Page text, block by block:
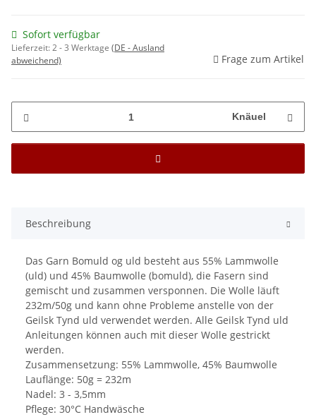
Sofort verfügbar
Lieferzeit:2 - 3 Werktage (DE - Ausland
abweichend)
Frage zum Artikel
Knäuel
Beschreibung
Das Garn Bomuld og uld besteht aus 55% Lammwolle
(uld) und 45% Baumwolle (bomuld), die Fasern sind
gemischt und zusammen versponnen. Die Wolle läuft
232m/50g und kann ohne Probleme anstelle von der
Geilsk Tynd uld verwendet werden. Alle Geilsk Tynd uld
Anleitungen können auch mit dieser Wolle gestrickt
werden.
Zusammensetzung: 55% Lammwolle, 45% Baumwolle
Lauflänge: 50g = 232m
Nadel: 3 - 3,5mm
Pflege: 30°C Handwäsche